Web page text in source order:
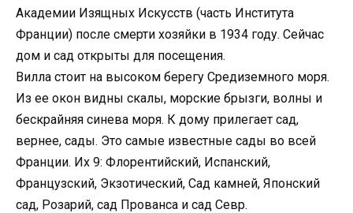
Академии Изящных Искусств (часть Института
Франции) после смерти хозяйки в 1934 году. Сейчас
дом и сад открыты для посещения.
Вилла стоит на высоком берегу Средиземного моря.
Из ее окон видны скалы, морские брызги, волны и
бескрайняя синева моря. К дому прилегает сад,
вернее, сады. Это самые известные сады во всей
Франции. Их 9: Флорентийский, Испанский,
Французский, Экзотический, Сад камней, Японский
сад, Розарий, сад Прованса и сад Севр.